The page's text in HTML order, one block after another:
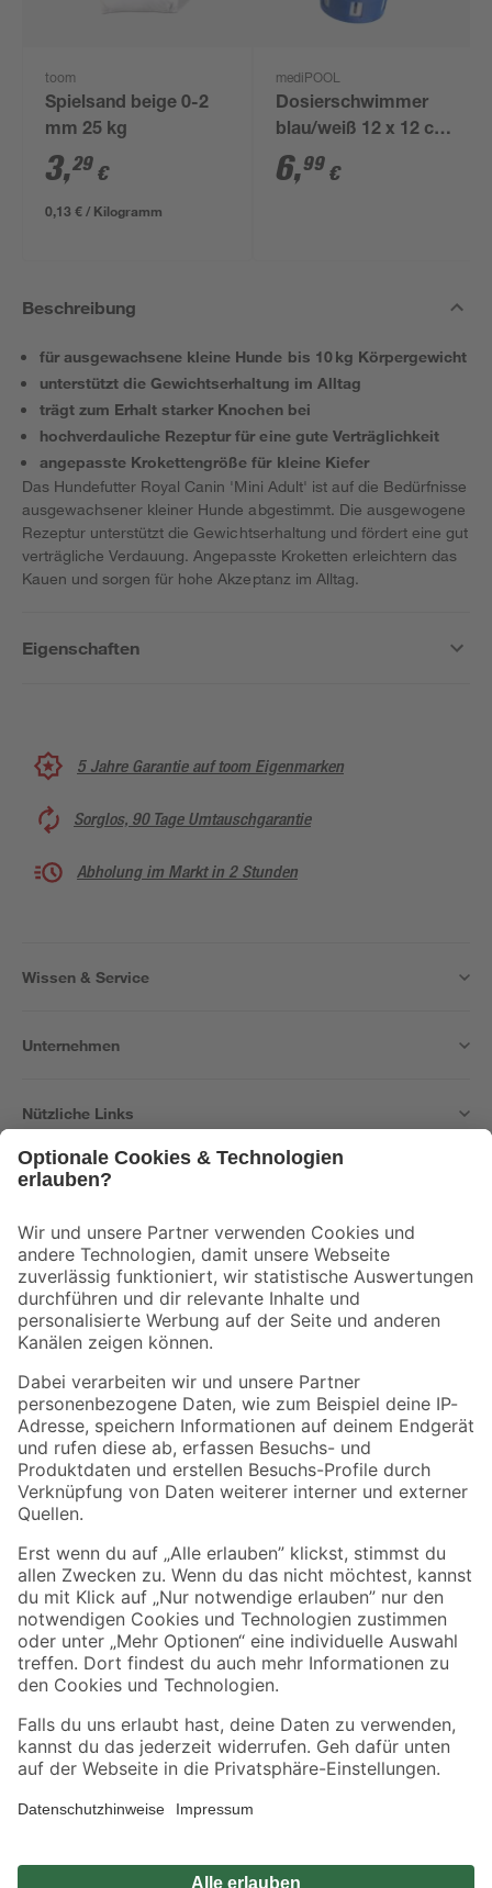
toom
Spielsand beige 0-2
mm 25 kg
3,29 €
0,13 € / Kilogramm
mediPOOL
Dosierschwimmer
blau/weiß 12 x 12 cm,
für 20 g Tabs
6,99 €
Beschreibung
für ausgewachsene kleine Hunde bis 10 kg Körpergewicht
unterstützt die Gewichtserhaltung im Alltag
trägt zum Erhalt starker Knochen bei
hochverdauliche Rezeptur für eine gute Verträglichkeit
angepasste Krokettengröße für kleine Kiefer
Das Hundefutter Royal Canin 'Mini Adult' ist auf die Bedürfnisse
ausgewachsener kleiner Hunde abgestimmt. Die ausgewogene
Rezeptur unterstützt die Gewichtserhaltung und fördert eine gut
verträgliche Verdauung. Angepasste Kroketten erleichtern das
Kauen und sorgen für hohe Akzeptanz im Alltag.
Eigenschaften
5 Jahre Garantie auf toom Eigenmarken
Sorglos, 90 Tage Umtauschgarantie
Abholung im Markt in 2 Stunden
Wissen & Service
Unternehmen
Nützliche Links
Der toom Newsletter: Keine Angebote und Aktionen mehr verpassen!
Zur Newsletter Anmeldung
Folge uns
Zahlungsarten Versandarten
Sicher einkaufen
Jetzt die toom-App herunterladen
Alle Preisangaben in EUR inkl. gesetzl. MwSt.. Die dargestellten Angebote sind unter
Umständen nicht in allen Märkten verfügbar. Die angegebenen Verfügbarkeiten beziehen
Produkte nur solange der Vorrat reicht.
*Paketversand ab 59 € versandkostenfrei, gilt nicht für Artikel mit Speditionsversand, hier
Privatsphäre Impressum